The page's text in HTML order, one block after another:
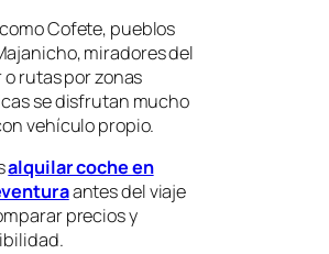
Cofete, pueblos
miradores del
rutas por zonas
se disfrutan mucho
vehículo propio.
alquilar coche en
antes del viaje
precios y